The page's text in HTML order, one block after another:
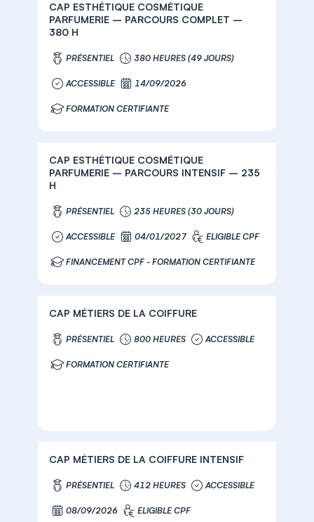
CAP ESTHÉTIQUE COSMÉTIQUE
PARFUMERIE – PARCOURS COMPLET –
380 H
PRÉSENTIEL 380 HEURES (49 JOURS)
ACCESSIBLE 14/09/2026
FORMATION CERTIFIANTE
CAP ESTHÉTIQUE COSMÉTIQUE
PARFUMERIE – PARCOURS INTENSIF – 235
H
PRÉSENTIEL 235 HEURES (30 JOURS)
ACCESSIBLE 04/01/2027 ELIGIBLE CPF
FINANCEMENT CPF - FORMATION CERTIFIANTE
CAP MÉTIERS DE LA COIFFURE
PRÉSENTIEL 800 HEURES ACCESSIBLE
FORMATION CERTIFIANTE
CAP MÉTIERS DE LA COIFFURE INTENSIF
PRÉSENTIEL 412 HEURES ACCESSIBLE
08/09/2026 ELIGIBLE CPF